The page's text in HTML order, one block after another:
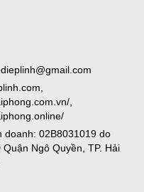
,
doanh: 02B8031019 do
Ngô Quyền, TP. Hải